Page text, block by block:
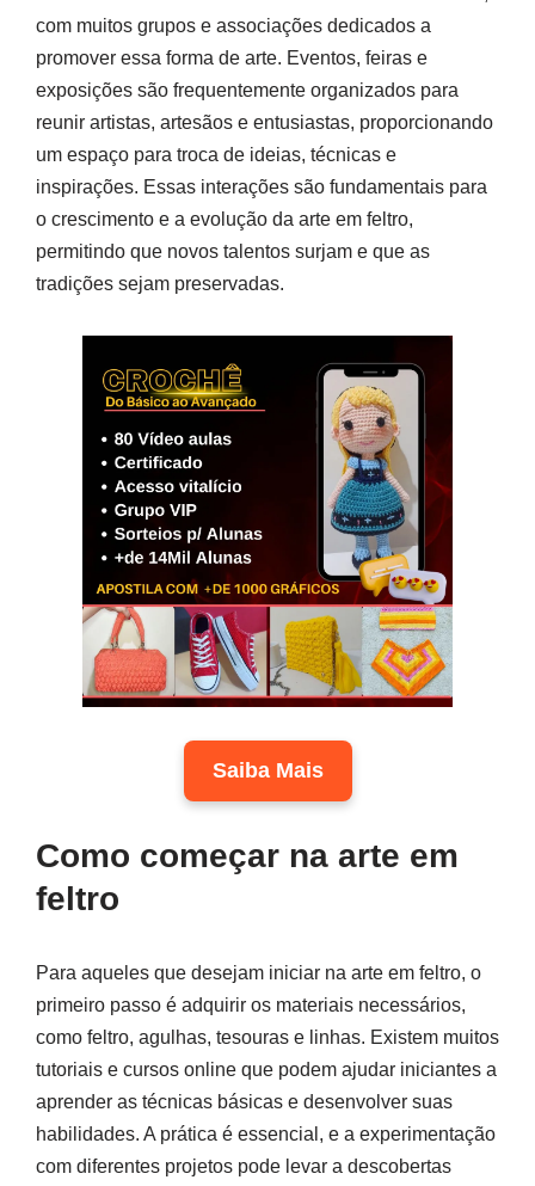
com muitos grupos e associações dedicados a
promover essa forma de arte. Eventos, feiras e
exposições são frequentemente organizados para
reunir artistas, artesãos e entusiastas, proporcionando
um espaço para troca de ideias, técnicas e
inspirações. Essas interações são fundamentais para
o crescimento e a evolução da arte em feltro,
permitindo que novos talentos surjam e que as
tradições sejam preservadas.
Saiba Mais
Como começar na arte em
feltro
Para aqueles que desejam iniciar na arte em feltro, o
primeiro passo é adquirir os materiais necessários,
como feltro, agulhas, tesouras e linhas. Existem muitos
tutoriais e cursos online que podem ajudar iniciantes a
aprender as técnicas básicas e desenvolver suas
habilidades. A prática é essencial, e a experimentação
com diferentes projetos pode levar a descobertas